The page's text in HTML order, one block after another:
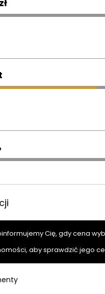
zł
Cię, gdy cena
aby sprawdzić jego